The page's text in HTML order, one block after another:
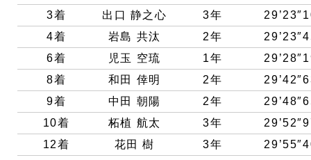
3着
出口 静之心 3年
4着
岩島 共汰 2年
6着
児玉 空琉 1年
8着
和田 倖明 2年
9着 中田 朝陽 2年
10着 柘植 航太 3年
12着 花田 樹 3年